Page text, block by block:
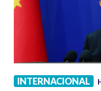
INTERNACIONAL